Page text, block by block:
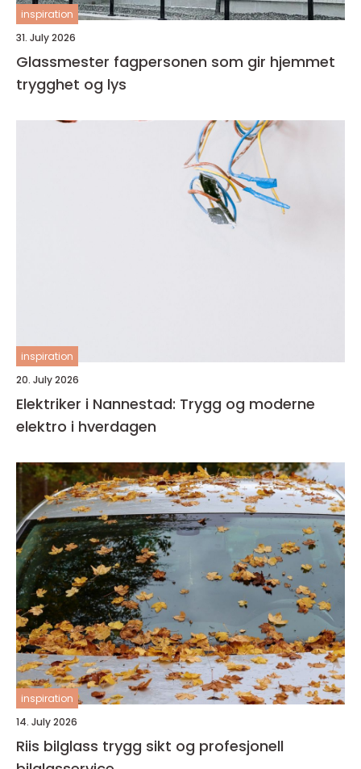
inspiration
31. July 2026
Glassmester fagpersonen som gir hjemmet
trygghet og lys
inspiration
20. July 2026
Elektriker i Nannestad: Trygg og moderne
elektro i hverdagen
inspiration
14. July 2026
Riis bilglass trygg sikt og profesjonell